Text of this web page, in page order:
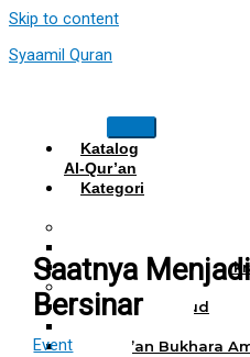
Skip to content
Syaamil Quran
Katalog
Al-Qur’an
Kategori
Al Quran Hafalan
Al Quran Tematik
Mushaf Tahajud
Al-Qur’an Bukhara
Saatnya
Bersinar
Event